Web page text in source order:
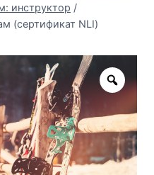
инструктор /
(сертификат NLI)
Zoom